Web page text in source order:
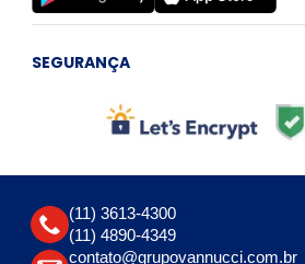
SEGURANÇA
(11) 3613-4300
(11) 4890-4349
contato@grupovannucci.com.br